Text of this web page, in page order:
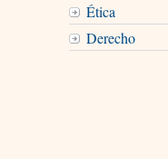
Ética
Derecho